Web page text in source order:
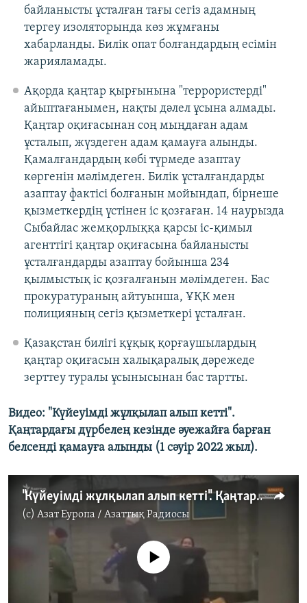
байланысты ұсталған тағы сегіз адамның
тергеу изоляторында көз жұмғаны
хабарланды. Билік опат болғандардың есімін
жарияламады.
Ақорда қаңтар қырғынына "террористерді"
айыптағанымен, нақты дәлел ұсына алмады.
Қаңтар оқиғасынан соң мыңдаған адам
ұсталып, жүздеген адам қамауға алынды.
Қамалғандардың көбі түрмеде азаптау
көргенін мәлімдеген. Билік ұсталғандарды
азаптау фактісі болғанын мойындап, бірнеше
қызметкердің үстінен іс қозғаған. 14 наурызда
Сыбайлас жемқорлыққа қарсы іс-қимыл
агенттігі қаңтар оқиғасына байланысты
ұсталғандарды азаптау бойынша 234
қылмыстық іс қозғалғанын мәлімдеген. Бас
прокуратураның айтуынша, ҰҚК мен
полицияның сегіз қызметкері ұсталған.
Қазақстан билігі құқық қорғаушылардың
қаңтар оқиғасын халықаралық дәрежеде
зерттеу туралы ұсынысынан бас тартты.
Видео: "Күйеуімді жұлқылап алып кетті".
Қаңтардағы дүрбелең кезінде әуежайға барған
белсенді қамауға алынды (1 сәуір 2022 жыл).
"Күйеуімді жұлқылап алып кетті". Қаңтардағы дүрбелең кезінде әуежайға барған белсенді қамауға алынды
(c) Азат Еуропа / Азаттық Радиосы
No media source currently available